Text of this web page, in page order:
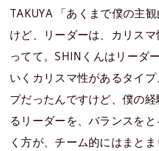
TAKUYA 「あくまで僕の主
けど、リーダーは、カリス
ってて。SHINくんはリーダ
いくカリスマ性があるタイ
プだったんですけど、僕の
るリーダーを、バランスを
く方が、チーム的にはまと